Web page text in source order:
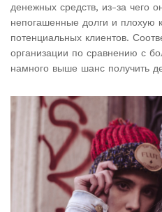
денежных средств, из-за чего
непогашенные долги и плохую
потенциальных клиентов.
организации по сравнению с
намного выше шанс получить